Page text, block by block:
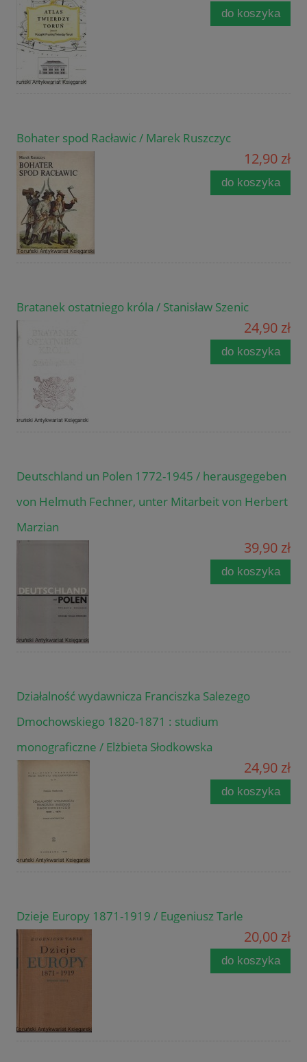
do koszyka
Bohater spod Racławic / Marek Ruszczyc
12,90 zł
do koszyka
Bratanek ostatniego króla / Stanisław Szenic
24,90 zł
do koszyka
Deutschland un Polen 1772-1945 / herausgegeben
von Helmuth Fechner, unter Mitarbeit von Herbert
Marzian
39,90 zł
do koszyka
Działalność wydawnicza Franciszka Salezego
Dmochowskiego 1820-1871 : studium
monograficzne / Elżbieta Słodkowska
24,90 zł
do koszyka
Dzieje Europy 1871-1919 / Eugeniusz Tarle
20,00 zł
do koszyka